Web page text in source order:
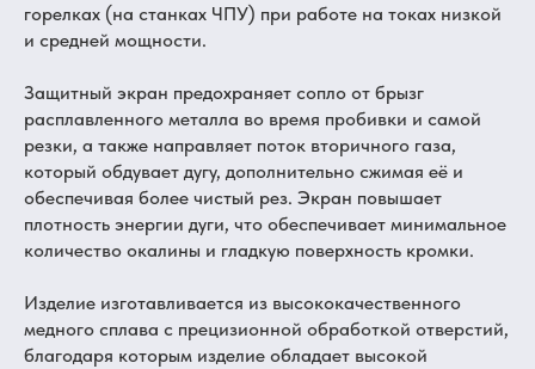
горелках (на станках ЧПУ) при работе на токах низкой
и средней мощности.
Защитный экран предохраняет сопло от брызг
расплавленного металла во время пробивки и самой
резки, а также направляет поток вторичного газа,
который обдувает дугу, дополнительно сжимая её и
обеспечивая более чистый рез. Экран повышает
плотность энергии дуги, что обеспечивает минимальное
количество окалины и гладкую поверхность кромки.
Изделие изготавливается из высококачественного
медного сплава с прецизионной обработкой отверстий,
благодаря которым изделие обладает высокой